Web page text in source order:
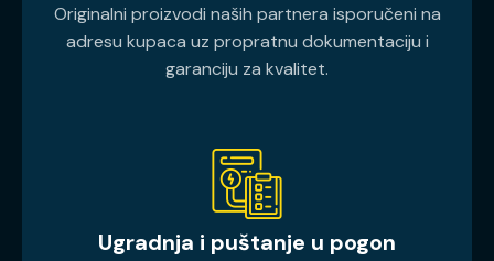
Originalni proizvodi naših partnera isporučeni na
adresu kupaca uz propratnu dokumentaciju i
garanciju za kvalitet.
Ugradnja i puštanje u pogon